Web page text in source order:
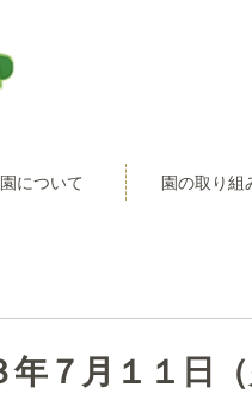
園について 園の取り組
年７月１１日